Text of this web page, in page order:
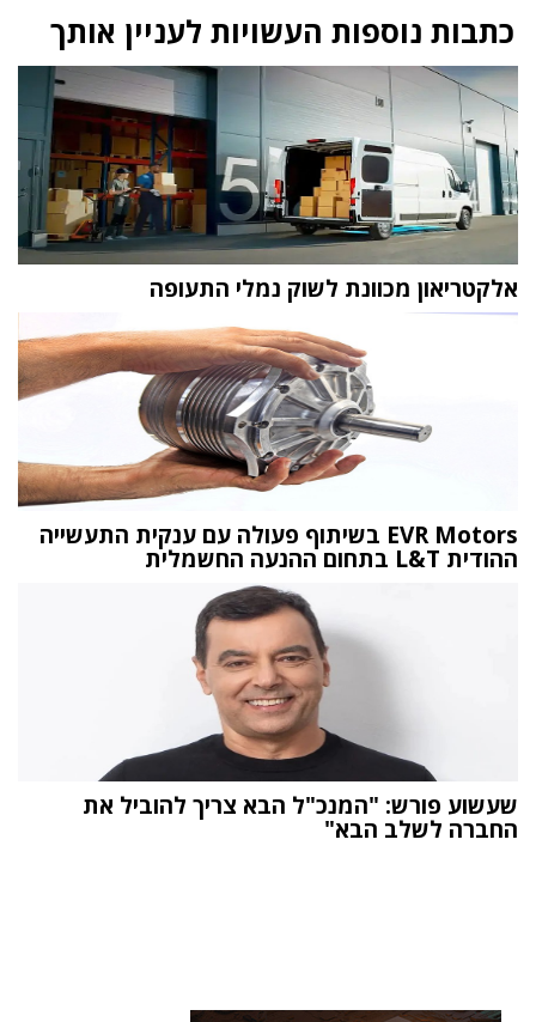
כתבות נוספות העשויות לעניין אותך
אלקטריאון מכוונת לשוק נמלי התעופה
EVR Motors בשיתוף פעולה עם ענקית התעשייה
ההודית L&T בתחום ההנעה החשמלית
שעשוע פורש: "המנכ"ל הבא צריך להוביל את
החברה לשלב הבא"